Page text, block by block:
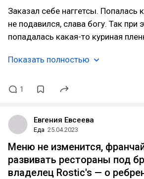
Заказал себе наггетсы. Попалась
не подавился, слава богу. Так при
попадалась какая-то куриная
Показать полностью
1
Евгения Евсеева
Еда 25.04.2023
Меню не изменится,
развивать рестораны под
владелец Rostic's — о